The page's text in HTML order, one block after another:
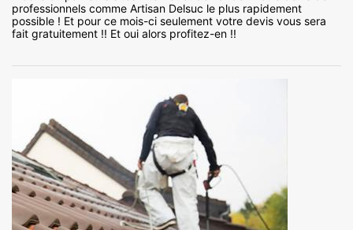
professionnels comme Artisan Delsuc le plus rapidement
possible ! Et pour ce mois-ci seulement votre devis vous sera
fait gratuitement !! Et oui alors profitez-en !!